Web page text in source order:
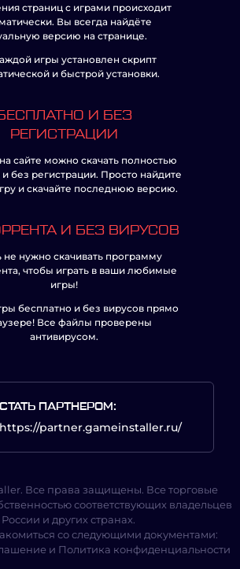
страниц с играми происходит
Вы всегда найдёте
версию на странице.
игры установлен скрипт
и быстрой установки.
И БЕЗ
РЕГИСТРАЦИИ
сайте можно скачать полностью
без регистрации. Просто найдите
и скачайте последнюю версию.
И БЕЗ ВИРУСОВ
не нужно скачивать программу
чтобы играть в ваши любимые
игры!
бесплатно и без вирусов прямо
Все файлы проверены
антивирусом.
СТАТЬ ПАРТНЕРОМ:
https://partner.gameinstaller.ru/
Все права защищены. Все торговые
соответствующих владельцев
России и других странах.
со следующими документами:
и Политика конфиденциальности